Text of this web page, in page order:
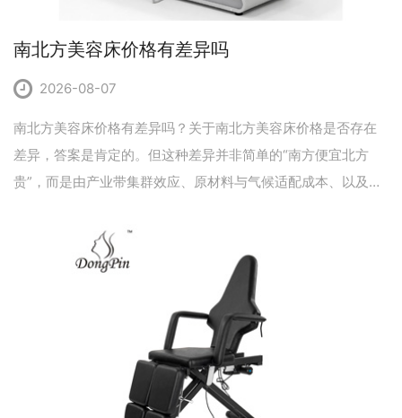
南北方美容床价格有差异吗
2026-08-07
南北方美容床价格有差异吗？关于南北方美容床价格是否存在
差异，答案是肯定的。但这种差异并非简单的“南方便宜北方
贵”，而是由产业带集群效应、原材料与气候适配成本、以及物